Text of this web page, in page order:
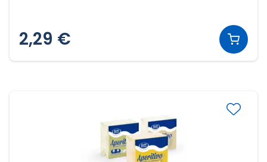
2,29 €